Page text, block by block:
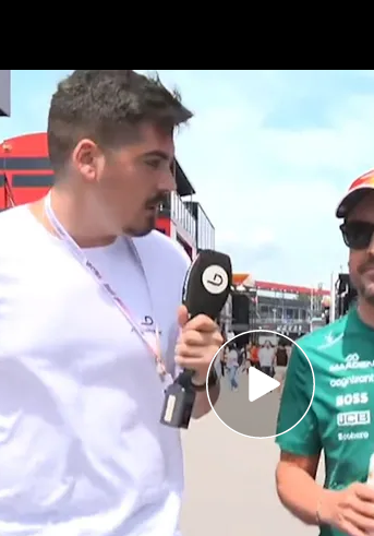
quiere pensar en
un fin de semana
a ElDesmarque durante el Gran
Portillo e Iván Vicario predicen
de Fernando Alonso